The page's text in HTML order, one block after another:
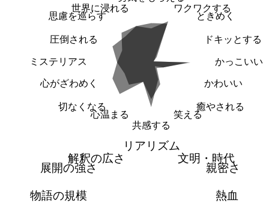
ワクワクする
ときめく
ドキッとする
かっこいい
かわいい
癒やされる
笑える
共感する
心温まる
切なくなる
心がざわめく
ミステリアス
圧倒される
思慮を巡らす
世界に浸れる
リアリズム
文明・時代
親密さ
熱血
物語の規模
展開の強さ
解釈の広さ